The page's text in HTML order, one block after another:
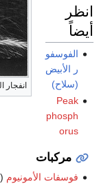
انفجار
انظر
أيضاً
الفوسفو
ر الأبيض
(سلاح)
Peak
phosph
orus
مركبات
فوسفات الأمونيوم